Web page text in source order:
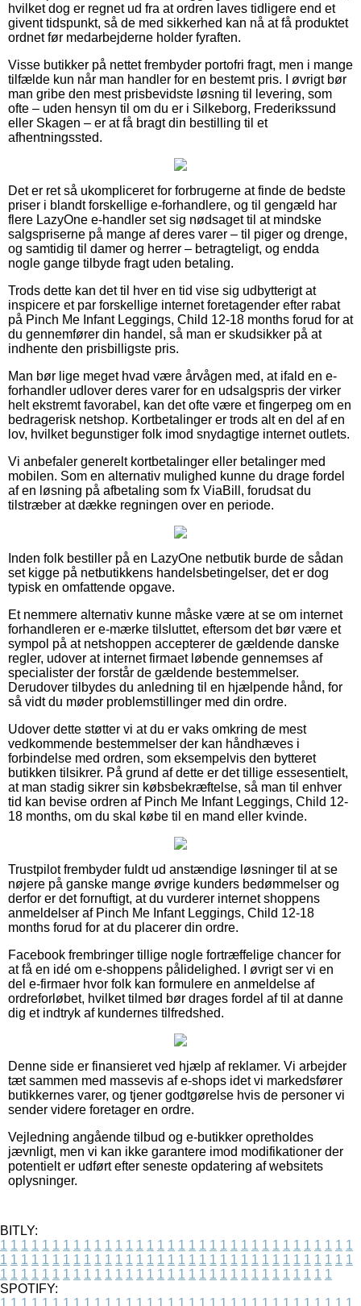
hvilket dog er regnet ud fra at ordren laves tidligere end et
givent tidspunkt, så de med sikkerhed kan nå at få produktet
ordnet før medarbejderne holder fyraften.
Visse butikker på nettet frembyder portofri fragt, men i mange
tilfælde kun når man handler for en bestemt pris. I øvrigt bør
man gribe den mest prisbevidste løsning til levering, som
ofte – uden hensyn til om du er i Silkeborg, Frederikssund
eller Skagen – er at få bragt din bestilling til et
afhentningssted.
Det er ret så ukompliceret for forbrugerne at finde de bedste
priser i blandt forskellige e-forhandlere, og til gengæld har
flere LazyOne e-handler set sig nødsaget til at mindske
salgspriserne på mange af deres varer – til piger og drenge,
og samtidig til damer og herrer – betragteligt, og endda
nogle gange tilbyde fragt uden betaling.
Trods dette kan det til hver en tid vise sig udbytterigt at
inspicere et par forskellige internet foretagender efter rabat
på Pinch Me Infant Leggings, Child 12-18 months forud for at
du gennemfører din handel, så man er skudsikker på at
indhente den prisbilligste pris.
Man bør lige meget hvad være årvågen med, at ifald en e-
forhandler udlover deres varer for en udsalgspris der virker
helt ekstremt favorabel, kan det ofte være et fingerpeg om en
bedragerisk netshop. Kortbetalinger er trods alt en del af en
lov, hvilket begunstiger folk imod snydagtige internet outlets.
Vi anbefaler generelt kortbetalinger eller betalinger med
mobilen. Som en alternativ mulighed kunne du drage fordel
af en løsning på afbetaling som fx ViaBill, forudsat du
tilstræber at dække regningen over en periode.
Inden folk bestiller på en LazyOne netbutik burde de sådan
set kigge på netbutikkens handelsbetingelser, det er dog
typisk en omfattende opgave.
Et nemmere alternativ kunne måske være at se om internet
forhandleren er e-mærke tilsluttet, eftersom det bør være et
sympol på at netshoppen accepterer de gældende danske
regler, udover at internet firmaet løbende gennemses af
specialister der forstår de gældende bestemmelser.
Derudover tilbydes du anledning til en hjælpende hånd, for
så vidt du møder problemstillinger med din ordre.
Udover dette støtter vi at du er vaks omkring de mest
vedkommende bestemmelser der kan håndhæves i
forbindelse med ordren, som eksempelvis den bytteret
butikken tilsikrer. På grund af dette er det tillige essesentielt,
at man stadig sikrer sin købsbekræftelse, så man til enhver
tid kan bevise ordren af Pinch Me Infant Leggings, Child 12-
18 months, om du skal købe til en mand eller kvinde.
Trustpilot frembyder fuldt ud anstændige løsninger til at se
nøjere på ganske mange øvrige kunders bedømmelser og
derfor er det fornuftigt, at du vurderer internet shoppens
anmeldelser af Pinch Me Infant Leggings, Child 12-18
months forud for at du placerer din ordre.
Facebook frembringer tillige nogle fortræffelige chancer for
at få en idé om e-shoppens pålidelighed. I øvrigt ser vi en
del e-firmaer hvor folk kan formulere en anmeldelse af
ordreforløbet, hvilket tilmed bør drages fordel af til at danne
dig et indtryk af kundernes tilfredshed.
Denne side er finansieret ved hjælp af reklamer. Vi arbejder
tæt sammen med massevis af e-shops idet vi markedsfører
butikkernes varer, og tjener godtgørelse hvis de personer vi
sender videre foretager en ordre.
Vejledning angående tilbud og e-butikker opretholdes
jævnligt, men vi kan ikke garantere imod modifikationer der
potentielt er udført efter seneste opdatering af websitets
oplysninger.
BITLY:
1 1 1 1 1 1 1 1 1 1 1 1 1 1 1 1 1 1 1 1 1 1 1 1 1 1 1 1 1 1 1 1 1 1
1 1 1 1 1 1 1 1 1 1 1 1 1 1 1 1 1 1 1 1 1 1 1 1 1 1 1 1 1 1 1 1 1 1
1 1 1 1 1 1 1 1 1 1 1 1 1 1 1 1 1 1 1 1 1 1 1 1 1 1 1 1 1 1 1 1
SPOTIFY:
1 1 1 1 1 1 1 1 1 1 1 1 1 1 1 1 1 1 1 1 1 1 1 1 1 1 1 1 1 1 1 1 1 1